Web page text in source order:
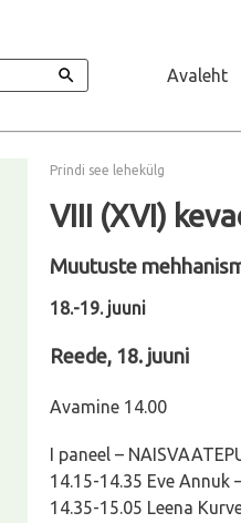
Avaleht
Prindi see lehekülg
VIII (XVI)
Muutuste
18.-19. juuni
Reede, 18. juuni
Avamine 14.00
I paneel –
14.15-14.35 Eve Annuk
14.35-15.05 Leena